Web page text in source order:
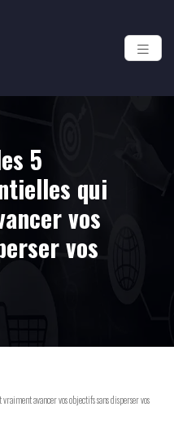
5
qui
vos
vos
avancer vos objectifs sans disperser vos